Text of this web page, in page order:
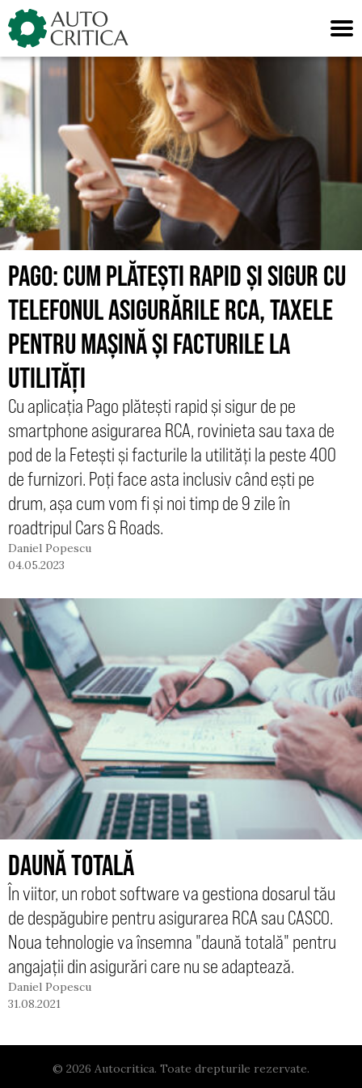
Skip
to
content
PAGO: CUM PLĂTEȘTI RAPID ȘI SIGUR CU
TELEFONUL ASIGURĂRILE RCA, TAXELE
PENTRU MAȘINĂ ȘI FACTURILE LA
UTILITĂȚI
Cu aplicația Pago plătești rapid și sigur de pe
smartphone asigurarea RCA, rovinieta sau taxa de
pod de la Fetești și facturile la utilități la peste 400
de furnizori. Poți face asta inclusiv când ești pe
drum, așa cum vom fi și noi timp de 9 zile în
roadtripul Cars & Roads.
Daniel Popescu
04.05.2023
DAUNĂ TOTALĂ
În viitor, un robot software va gestiona dosarul tău
de despăgubire pentru asigurarea RCA sau CASCO.
Noua tehnologie va însemna "daună totală" pentru
angajații din asigurări care nu se adaptează.
Daniel Popescu
31.08.2021
© 2026 Autocritica. Toate drepturile rezervate.